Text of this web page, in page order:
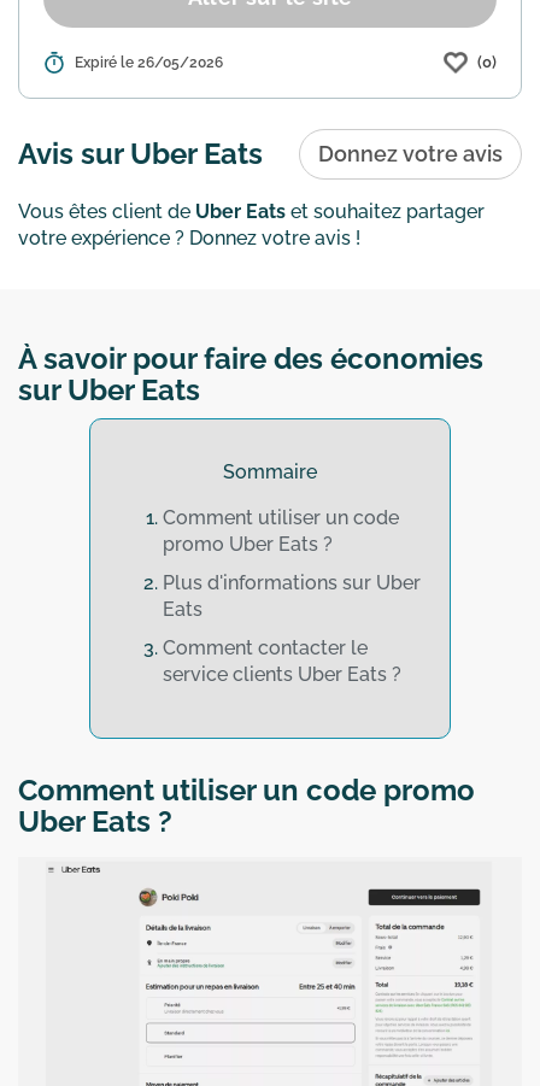
Détails : Uber Eats propose une offre de
votre commande pour bénéficier de
12€ de remise sur tout le site...En savoir
Expiré le 26/05/2026 (0)
Avis sur Uber Eats Donnez votre avis
Vous êtes client de Uber Eats et souhaitez partager
votre expérience ? Donnez votre avis !
À savoir pour faire des économies
sur Uber Eats
Sommaire
Comment utiliser un code
promo Uber Eats ?
Plus d'informations sur Uber
Eats
Comment contacter le
service clients Uber Eats ?
Comment utiliser un code promo
Uber Eats ?